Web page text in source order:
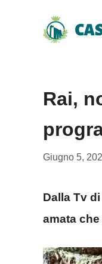
Rai,
Giugno 5,
Dalla Tv
amata